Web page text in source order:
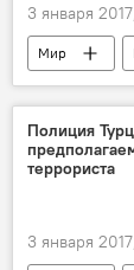
3 января
Мир
Турция
Полиция
террориста
3 января